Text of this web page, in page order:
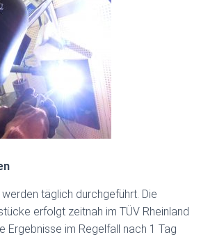
täglich durchgeführt. Die
erfolgt zeitnah im TÜV Rheinland
Ergebnisse im Regelfall nach 1 Tag